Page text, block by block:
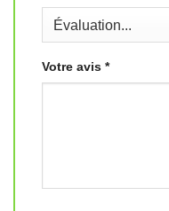
Votre avis *